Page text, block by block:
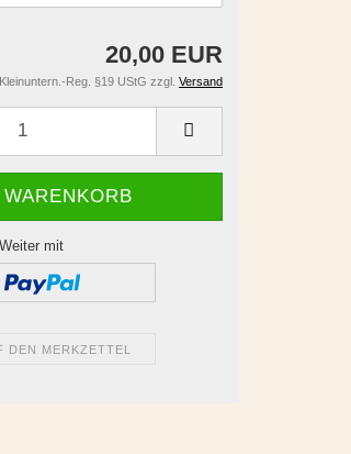
20,00 EUR
Reg. §19 UStG zzgl. Versand
Weiter mit
DEN MERKZETTEL